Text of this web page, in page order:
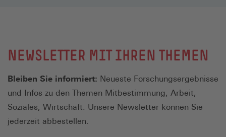
NEWSLETTER MIT IHREN THEMEN
Bleiben Sie informiert: Neueste Forschungsergebnisse
und Infos zu den Themen Mitbestimmung, Arbeit,
Soziales, Wirtschaft. Unsere Newsletter können Sie
jederzeit abbestellen.